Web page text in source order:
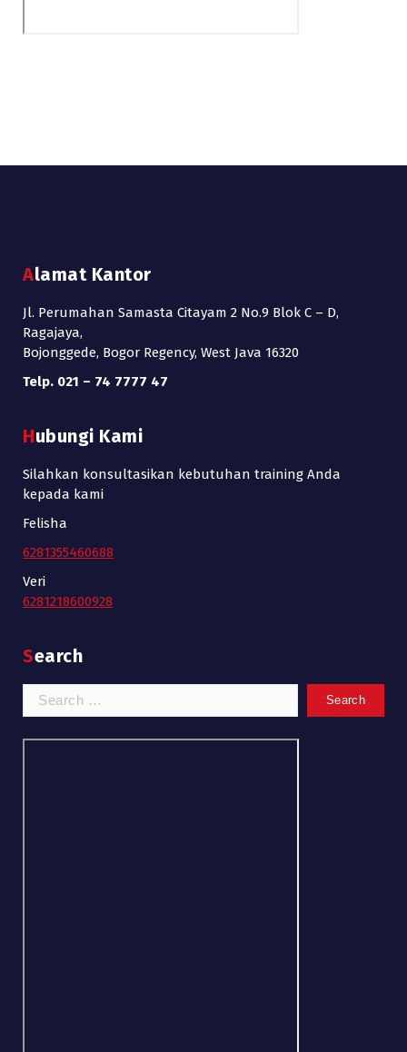
Alamat Kantor
Jl. Perumahan Samasta Citayam 2 No.9 Blok C – D,
Ragajaya,
Bojonggede, Bogor Regency, West Java 16320
Telp. 021 – 74 7777 47
Hubungi Kami
Silahkan konsultasikan kebutuhan training Anda
kepada kami
Felisha
6281355460688
Veri
6281218600928
Search
Search
for: